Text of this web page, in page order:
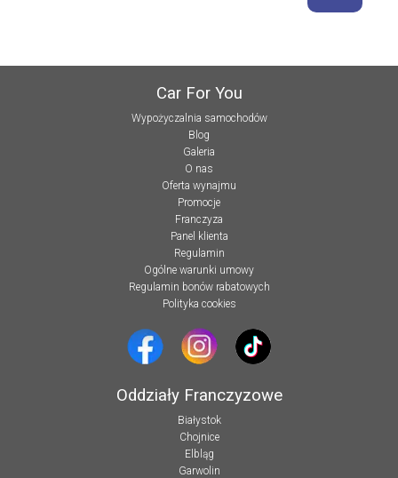
Car For You
Wypożyczalnia samochodów
Blog
Galeria
O nas
Oferta wynajmu
Promocje
Franczyza
Panel klienta
Regulamin
Ogólne warunki umowy
Regulamin bonów rabatowych
Polityka cookies
Oddziały Franczyzowe
Białystok
Chojnice
Elbląg
Garwolin